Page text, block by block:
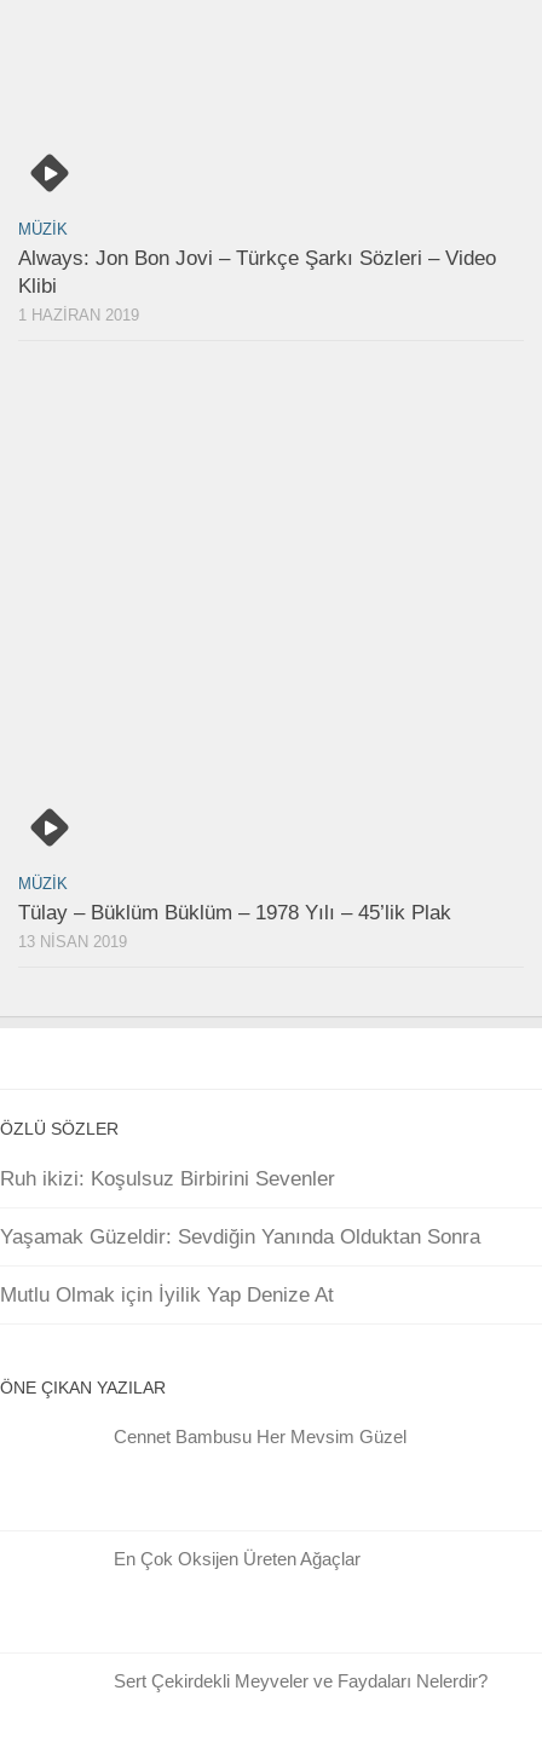
MÜZIK
Always: Jon Bon Jovi – Türkçe Şarkı Sözleri – Video
Klibi
1 HAZIRAN 2019
MÜZIK
Tülay – Büklüm Büklüm – 1978 Yılı – 45’lik Plak
13 NISAN 2019
ÖZLÜ SÖZLER
Ruh ikizi: Koşulsuz Birbirini Sevenler
Yaşamak Güzeldir: Sevdiğin Yanında Olduktan Sonra
Mutlu Olmak için İyilik Yap Denize At
ÖNE ÇIKAN YAZILAR
Cennet Bambusu Her Mevsim Güzel
En Çok Oksijen Üreten Ağaçlar
Sert Çekirdekli Meyveler ve Faydaları Nelerdir?